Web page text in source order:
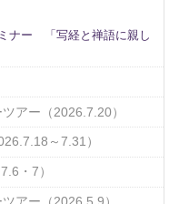
ナー 「写経と禅語に親し
アー（2026.7.20）
～7.31）
・7）